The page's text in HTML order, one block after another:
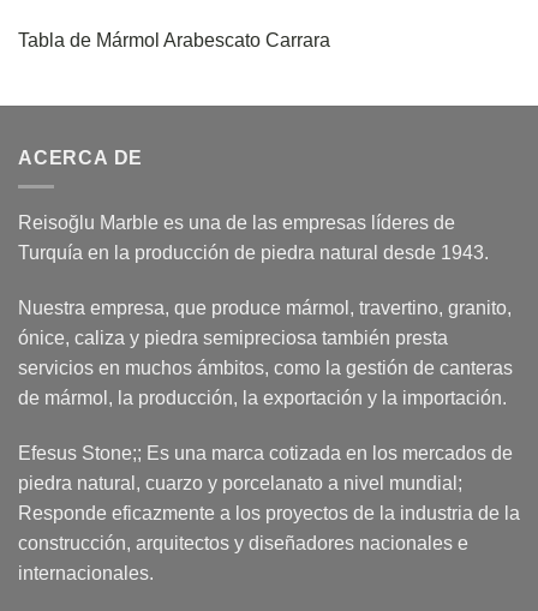
Tabla de Mármol Arabescato Carrara
ACERCA DE
Reisoğlu Marble es una de las empresas líderes de
Turquía en la producción de piedra natural desde 1943.
Nuestra empresa, que produce mármol, travertino, granito,
ónice, caliza y piedra semipreciosa también presta
servicios en muchos ámbitos, como la gestión de canteras
de mármol, la producción, la exportación y la importación.
Efesus Stone;; Es una marca cotizada en los mercados de
piedra natural, cuarzo y porcelanato a nivel mundial;
Responde eficazmente a los proyectos de la industria de la
construcción, arquitectos y diseñadores nacionales e
internacionales.